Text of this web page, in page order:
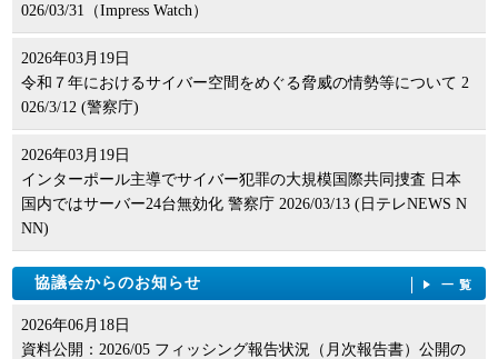
026/03/31（Impress Watch）
2026年03月19日
令和７年におけるサイバー空間をめぐる脅威の情勢等について 2
026/3/12 (警察庁)
2026年03月19日
インターポール主導でサイバー犯罪の大規模国際共同捜査 日本
国内ではサーバー24台無効化 警察庁 2026/03/13 (日テレNEWS N
NN)
協議会からのお知らせ 一覧
2026年06月18日
資料公開：2026/05 フィッシング報告状況（月次報告書）公開の